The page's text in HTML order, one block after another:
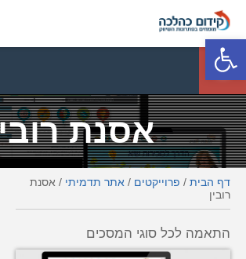
פתח סרגל נגישות
p
אסנת
דף הבית / פרוייקטים / אתר תדמיתי / אסנת
רובין
התאמה לכל סוגי המסכים